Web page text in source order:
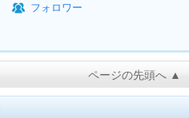
フォロワー
ページの先頭へ ▲